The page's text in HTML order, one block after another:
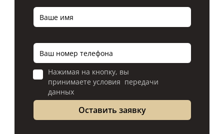
Нажимая на кнопку, вы
принимаете условия передачи
данных